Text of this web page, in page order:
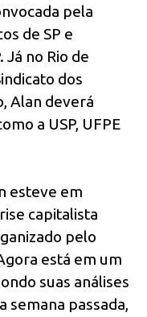
pela
de SP e
Já no Rio de
dos
Alan deverá
a USP, UFPE
esteve em
capitalista
pelo
está em um
suas análises
semana passada,